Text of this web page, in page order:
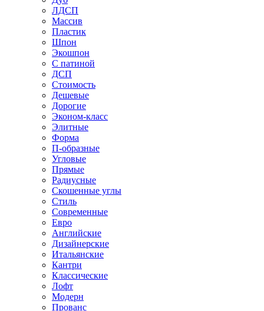
ЛДСП
Массив
Пластик
Шпон
Экошпон
С патиной
ДСП
Стоимость
Дешевые
Дорогие
Эконом-класс
Элитные
Форма
П-образные
Угловые
Прямые
Радиусные
Скошенные углы
Стиль
Современные
Евро
Английские
Дизайнерские
Итальянские
Кантри
Классические
Лофт
Модерн
Прованс